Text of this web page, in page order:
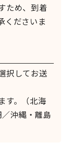
ため、到着
くださいま
択してお送
す。（北海
沖縄・離島